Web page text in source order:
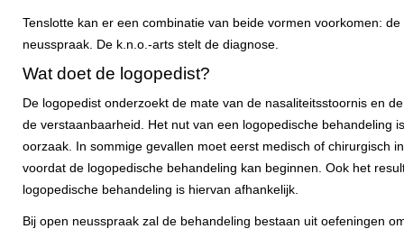
Tenslotte kan er een combinatie van beide vormen voorkomen:
neusspraak. De k.n.o.-arts stelt de diagnose.
Wat doet de logopedist?
De logopedist onderzoekt de mate van de nasaliteitsstoornis en
de verstaanbaarheid. Het nut van een logopedische behandeling
oorzaak. In sommige gevallen moet eerst medisch of chirurgisch
voordat de logopedische behandeling kan beginnen. Ook het
logopedische behandeling is hiervan afhankelijk.
Bij open neusspraak zal de behandeling bestaan uit oefeningen